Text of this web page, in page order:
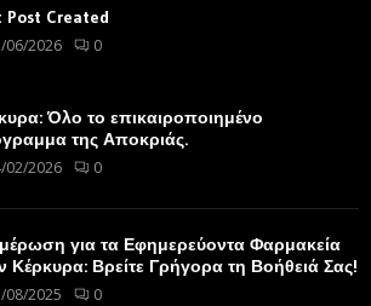
Post Created
06/2026 0
Όλο το επικαιροποιημένο
της Αποκριάς.
02/2026 0
για τα Εφημερεύοντα Φαρμακεία
Κέρκυρα: Βρείτε Γρήγορα τη Βοήθειά Σας!
08/2025 0